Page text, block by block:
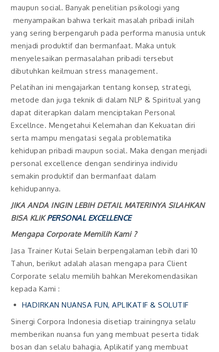
maupun social. Banyak penelitian psikologi yang
menyampaikan bahwa terkait masalah pribadi inilah
yang sering berpengaruh pada performa manusia untuk
menjadi produktif dan bermanfaat. Maka untuk
menyelesaikan permasalahan pribadi tersebut
dibutuhkan keilmuan stress management.
Pelatihan ini mengajarkan tentang konsep, strategi,
metode dan juga teknik di dalam NLP & Spiritual yang
dapat diterapkan dalam menciptakan Personal
Excellnce. Mengetahui Kelemahan dan Kekuatan diri
serta mampu mengatasi segala problematika
kehidupan pribadi maupun social. Maka dengan menjadi
personal excellence dengan sendirinya individu
semakin produktif dan bermanfaat dalam
kehidupannya.
JIKA ANDA INGIN LEBIH DETAIL MATERINYA SILAHKAN
BISA KLIKPERSONAL EXCELLENCE
Mengapa Corporate Memilih Kami ?
Jasa Trainer Kutai Selain berpengalaman lebih dari 10
Tahun, berikut adalah alasan mengapa para Client
Corporate selalu memilih bahkan Merekomendasikan
kepada Kami :
HADIRKAN NUANSA FUN, APLIKATIF & SOLUTIF
Sinergi Corpora Indonesia disetiap trainingnya selalu
memberikan nuansa fun yang membuat peserta tidak
bosan dan selalu bahagia, Aplikatif yang membuat